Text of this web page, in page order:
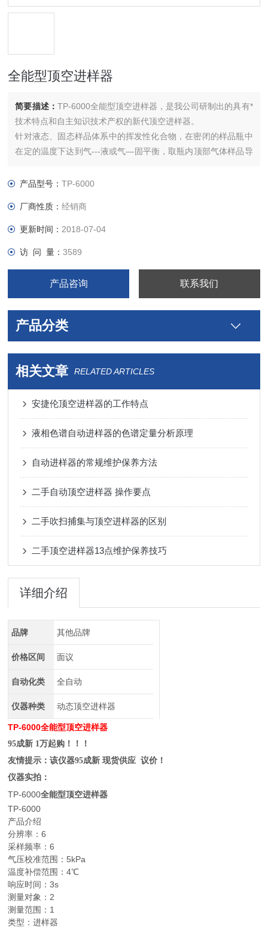
全能型顶空进样器
简要描述： TP-6000全能型顶空进样器，是我公司研制出的具有*
技术特点和自主知识技术产权的新代顶空进样器。
针对液态、固态样品体系中的挥发性化合物，在密闭的样品瓶中
在定的温度下达到气---液或气—固平衡，取瓶内顶部气体样品导
体样品、粘稠样品等进行前处理的顶空进样器，能大大减少对样
制药
产品型号：TP-6000
厂商性质：经销商
更新时间： 2018-07-04
访 问 量：3589
产品咨询 联系我们
产品分类
相关文章 RELATED ARTICLES
安捷伦顶空进样器的工作特点
液相色谱自动进样器的色谱定量分析原理
自动进样器的常规维护保养方法
二手自动顶空进样器 操作要点
二手吹扫捕集与顶空进样器的区别
二手顶空进样器13点维护保养技巧
详细介绍
品牌 其他品牌
价格区间 面议
自动化类 全自动
仪器种类 动态顶空进样器
TP-6000全能型顶空进样器
95成新 1万起购！！！
友情提示：该仪器95成新 现货供应 议价！
仪器实拍：
TP-6000全能型顶空进样器
TP-6000
产品介绍
分辨率：6
采样频率：6
气压校准范围：5kPa
温度补偿范围：4℃
响应时间：3s
测量对象：2
测量范围：1
类型：进样器